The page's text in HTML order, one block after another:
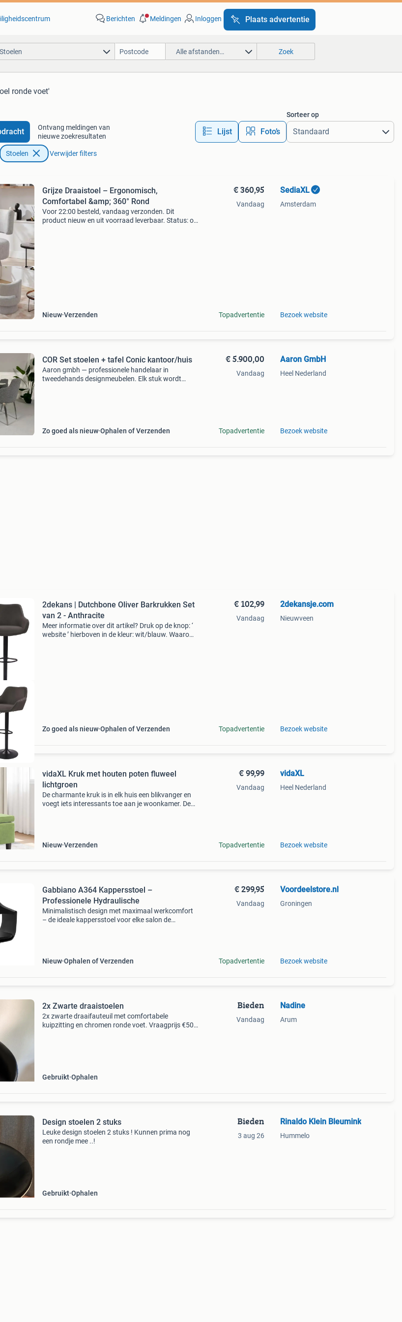
Berichten Meldingen Inloggen Plaats advertentie
Stoelen Alle afstanden… Zoek
ronde voet'
Ontvang meldingen van
nieuwe zoekresultaten
Lijst Foto’s
Sorteer op
Stoelen Verwijder filters
9+
Grijze Draaistoel – Ergonomisch,
Comfortabel &amp; 360° Rond
Voor 22:00 besteld, vandaag verzonden. Dit
product nieuw en uit voorraad leverbaar. Status: op
Nieuw Verzenden
€ 360,95
Vandaag
Topadvertentie
SediaXL
Amsterdam
Bezoek website
COR Set stoelen + tafel Conic kantoor/huis
Aaron gmbh — professionele handelaar in
tweedehands designmeubelen. Elk stuk wordt
Zo goed als nieuw Ophalen of Verzenden
€ 5.900,00
Vandaag
Topadvertentie
Aaron GmbH
Heel Nederland
Bezoek website
2dekans | Dutchbone Oliver Barkrukken Set
van 2 - Anthracite
Meer informatie over dit artikel? Druk op de knop: ‘
website ’ hierboven in de kleur: wit/blauw. Waarom
Zo goed als nieuw Ophalen of Verzenden
€ 102,99
Vandaag
Topadvertentie
2dekansje.com
Nieuwveen
Bezoek website
vidaXL Kruk met houten poten fluweel
lichtgroen
De charmante kruk is in elk huis een blikvanger en
voegt iets interessants toe aan je woonkamer. De
Nieuw Verzenden
€ 99,99
Vandaag
Topadvertentie
vidaXL
Heel Nederland
Bezoek website
Gabbiano A364 Kappersstoel –
Professionele Hydraulische
Minimalistisch design met maximaal werkcomfort
– de ideale kappersstoel voor elke salon de
Nieuw Ophalen of Verzenden
€ 299,95
Vandaag
Topadvertentie
Voordeelstore.nl
Groningen
Bezoek website
2x Zwarte draaistoelen
2x zwarte draaifauteuil met comfortabele
kuipzitting en chromen ronde voet. Vraagprijs €50
Gebruikt Ophalen
Bieden
Vandaag
Nadine
Arum
Design stoelen 2 stuks
Leuke design stoelen 2 stuks ! Kunnen prima nog
een rondje mee ..!
Gebruikt Ophalen
Bieden
3 aug 26
Rinaldo Klein Bleumink
Hummelo